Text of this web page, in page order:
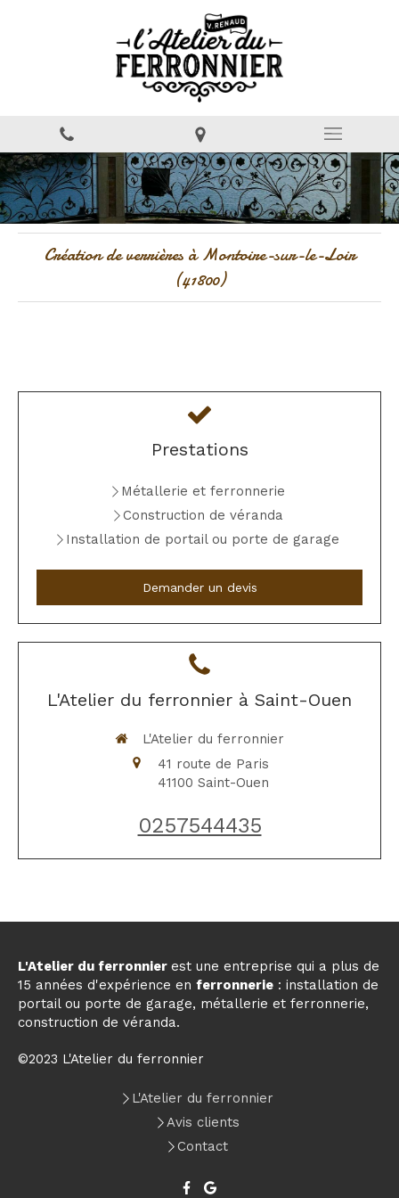
Création de verrières à Montoire-sur-le-Loir
(41800)
Prestations
Métallerie et ferronnerie
Construction de véranda
Installation de portail ou porte de garage
Demander un devis
L'Atelier du ferronnier à Saint-Ouen
L'Atelier du ferronnier
41 route de Paris
41100 Saint-Ouen
0257544435
L'Atelier du ferronnier est une entreprise qui a plus de
15 années d'expérience en ferronnerie : installation de
portail ou porte de garage, métallerie et ferronnerie,
construction de véranda.
©2023 L'Atelier du ferronnier
L'Atelier du ferronnier
Avis clients
Contact